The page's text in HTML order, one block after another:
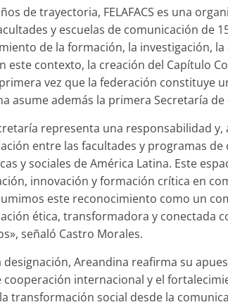
de trayectoria, FELAFACS es una
y escuelas de comunicación de
de la formación, la investigación,
este contexto, la creación del Capítulo
vez que la federación constituye
asume además la primera Secretaría
representa una responsabilidad
entre las facultades y programas
y sociales de América Latina. Este
innovación y formación crítica en
este reconocimiento como un
ética, transformadora y conectada
señaló Castro Morales.
designación, Areandina reafirma su
cooperación internacional y el
transformación social desde la